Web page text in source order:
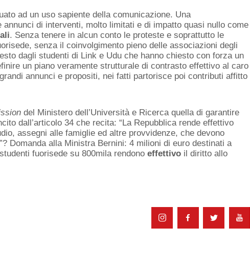
ad un uso sapiente della comunicazione. Una
di interventi, molto limitati e di impatto quasi nullo come
. Senza tenere in alcun conto le proteste e soprattutto le
senza il coinvolgimento pieno delle associazioni degli
dagli studenti di Link e Udu che hanno chiesto con forza un
un piano veramente strutturale di contrasto effettivo al caro
annunci e propositi, nei fatti partorisce poi contributi affitto
del Ministero dell’Università e Ricerca quella di garantire
dall’articolo 34 che recita: “La Repubblica rende effettivo
assegni alle famiglie ed altre provvidenze, che devono
Domanda alla Ministra Bernini: 4 milioni di euro destinati a
fuorisede su 800mila rendono effettivo il diritto allo